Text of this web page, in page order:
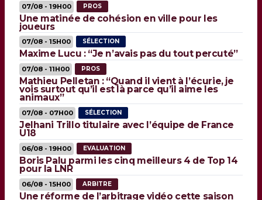
07/08 - 19H00 PROS
Une matinée de cohésion en ville pour les
joueurs
07/08 - 15H00 SÉLECTION
Maxime Lucu : “Je n’avais pas du tout percuté”
07/08 - 11H00 PROS
Mathieu Pelletan : “Quand il vient à l’écurie, je
vois surtout qu’il est là parce qu’il aime les
animaux”
07/08 - 07H00 SÉLECTION
Jelhani Trillo titulaire avec l’équipe de France
U18
06/08 - 19H00 EVALUATION
Boris Palu parmi les cinq meilleurs 4 de Top 14
pour la LNR
06/08 - 15H00 ARBITRE
Une réforme de l’arbitrage vidéo cette saison